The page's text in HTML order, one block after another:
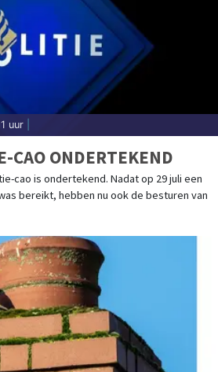
uur
CAO ONDERTEKEND
cao is ondertekend. Nadat op 29 juli een
bereikt, hebben nu ook de besturen van